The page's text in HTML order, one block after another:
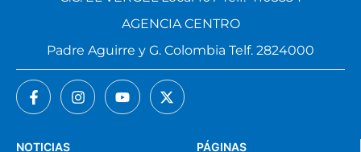
PÁGINAS
NOTICIAS
AGENCIA CENTRO
Padre Aguirre y G. Colombia Telf. 2824000